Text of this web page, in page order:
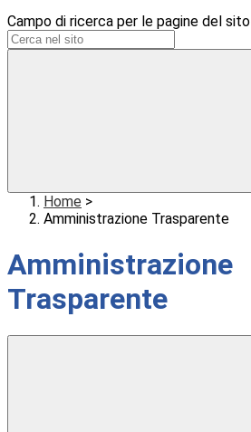
Campo di ricerca per le pagine del sito
Home >
Amministrazione Trasparente
Amministrazione
Trasparente